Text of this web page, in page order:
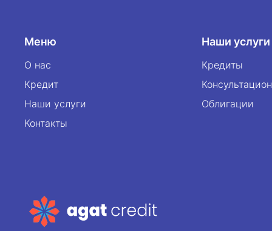
развивать линейку инвестиционных
финансовым возможностям для частных и
корпоративных инвесторов. Уже сегодня вы
можете стать инвестором: Зайдите на сайт
кликов! agat invest — для тех, кто ценит
Меню
О нас
Кредит
Наши услуги
Контакты
Наши услуги
Кредиты
Облигации